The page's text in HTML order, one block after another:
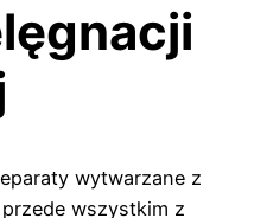
wytwarzane z
wszystkim z